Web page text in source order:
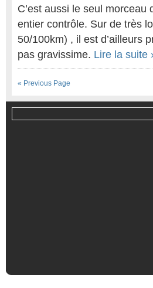
C’est aussi le seul morceau
entier contrôle. Sur de très
50/100km) , il est d’ailleurs
pas gravissime. Lire la suite
« Previous Page